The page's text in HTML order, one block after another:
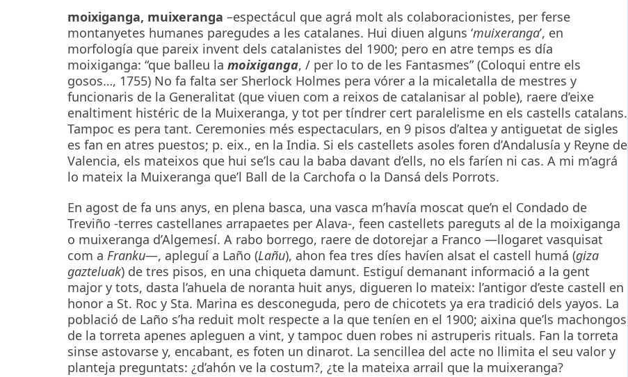
moixiganga, muixeranga –espectácul que agrá molt als colaboracionistes, per ferse
montanyetes humanes paregudes a les catalanes. Hui diuen alguns ‘muixeranga’, en
morfología que pareix invent dels catalanistes del 1900; pero en atre temps es día
moixiganga: “que balleu la moixiganga, / per lo to de les Fantasmes” (Coloqui entre els
gosos…, 1755) No fa falta ser Sherlock Holmes pera vórer a la micaletalla de mestres y
funcionaris de la Generalitat (que viuen com a reixos de catalanisar al poble), raere d’eixe
enaltiment histéric de la Muixeranga, y tot per tíndrer cert paralelisme en els castells catalans.
Tampoc es pera tant. Ceremonies més espectaculars, en 9 pisos d’altea y antiguetat de sigles
es fan en atres puestos; p. eix., en la India. Si els castellets asoles foren d’Andalusía y Reyne de
Valencia, els mateixos que hui se’ls cau la baba davant d’ells, no els faríen ni cas. A mi m’agrá
lo mateix la Muixeranga que’l Ball de la Carchofa o la Dansá dels Porrots.
En agost de fa uns anys, en plena basca, una vasca m’havía moscat que’n el Condado de
Treviño -terres castellanes arrapaetes per Alava-, feen castellets pareguts al de la moixiganga
o muixeranga d’Algemesí. A rabo borrego, raere de dotorejar a Franco —llogaret vasquisat
com a Franku—, apleguí a Laño (Lañu), ahon fea tres díes havíen alsat el castell humá (giza
gazteluak) de tres pisos, en una chiqueta damunt. Estiguí demanant informació a la gent
major y tots, dasta l’ahuela de noranta huit anys, digueren lo mateix: l’antigor d’este castell en
honor a St. Roc y Sta. Marina es desconeguda, pero de chicotets ya era tradició dels yayos. La
població de Laño s’ha reduit molt respecte a la que teníen en el 1900; aixina que’ls machongos
de la torreta apenes apleguen a vint, y tampoc duen robes ni astruperis rituals. Fan la torreta
sinse astovarse y, encabant, es foten un dinarot. La sencillea del acte no llimita el seu valor y
planteja preguntats: ¿d’ahón ve la costum?, ¿te la mateixa arrail que la muixeranga?